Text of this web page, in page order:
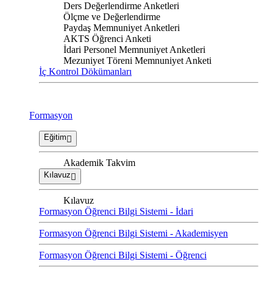
Ders Değerlendirme Anketleri
Ölçme ve Değerlendirme
Paydaş Memnuniyet Anketleri
AKTS Öğrenci Anketi
İdari Personel Memnuniyet Anketleri
Mezuniyet Töreni Memnuniyet Anketi
İç Kontrol Dökümanları
Formasyon
Eğitim
Akademik Takvim
Kılavuz
Kılavuz
Formasyon Öğrenci Bilgi Sistemi - İdari
Formasyon Öğrenci Bilgi Sistemi - Akademisyen
Formasyon Öğrenci Bilgi Sistemi - Öğrenci